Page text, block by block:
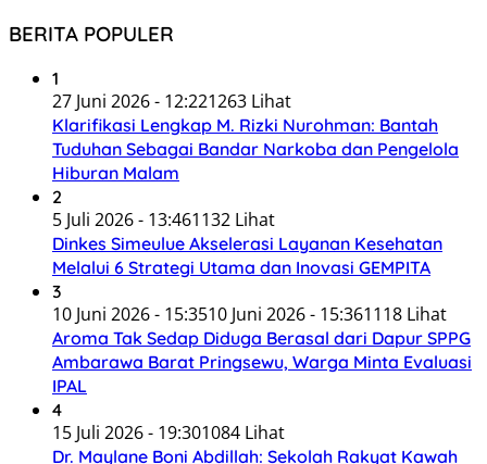
BERITA POPULER
1
27 Juni 2026 - 12:221263 Lihat
Klarifikasi Lengkap M. Rizki Nurohman: Bantah
Tuduhan Sebagai Bandar Narkoba dan Pengelola
Hiburan Malam
2
5 Juli 2026 - 13:461132 Lihat
Dinkes Simeulue Akselerasi Layanan Kesehatan
Melalui 6 Strategi Utama dan Inovasi GEMPITA
3
10 Juni 2026 - 15:3510 Juni 2026 - 15:361118 Lihat
Aroma Tak Sedap Diduga Berasal dari Dapur SPPG
Ambarawa Barat Pringsewu, Warga Minta Evaluasi
IPAL
4
15 Juli 2026 - 19:301084 Lihat
Dr. Maylane Boni Abdillah: Sekolah Rakyat Kawah